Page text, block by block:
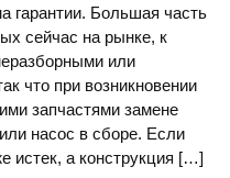
гарантии. Большая часть
сейчас на рынке, к
или
что при возникновении
запчастями замене
насос в сборе. Если
истек, а конструкция […]